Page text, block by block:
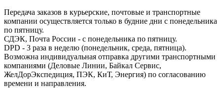
Передача заказов в курьерские, почтовые и транспортные
компании осуществляется только в будние дни с понедельника
по пятницу.
СДЭК, Почта России - с понедельника по пятницу.
DPD - 3 раза в неделю (понедельник, среда, пятница).
Возможна индивидуальная отправка другими транспортными
компаниями (Деловые Линии, Байкал Сервис,
ЖелДорЭкспедиция, ПЭК, КиТ, Энергия) по согласованию
времени и направления.